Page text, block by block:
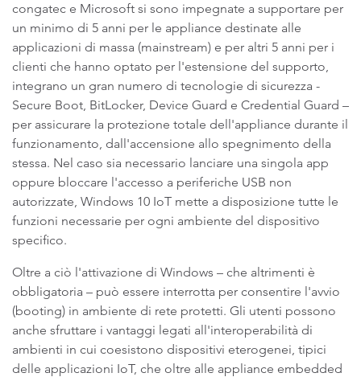
congatec e Microsoft si sono impegnate a supportare per
un minimo di 5 anni per le appliance destinate alle
applicazioni di massa (mainstream) e per altri 5 anni per i
clienti che hanno optato per l'estensione del supporto,
integrano un gran numero di tecnologie di sicurezza -
Secure Boot, BitLocker, Device Guard e Credential Guard –
per assicurare la protezione totale dell'appliance durante il
funzionamento, dall'accensione allo spegnimento della
stessa. Nel caso sia necessario lanciare una singola app
oppure bloccare l'accesso a periferiche USB non
autorizzate, Windows 10 IoT mette a disposizione tutte le
funzioni necessarie per ogni ambiente del dispositivo
specifico.
Oltre a ciò l'attivazione di Windows – che altrimenti è
obbligatoria – può essere interrotta per consentire l'avvio
(booting) in ambiente di rete protetti. Gli utenti possono
anche sfruttare i vantaggi legati all'interoperabilità di
ambienti in cui coesistono dispositivi eterogenei, tipici
delle applicazioni IoT, che oltre alle appliance embedded